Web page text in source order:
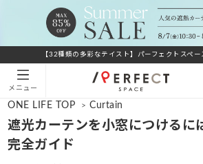
【32種類の多彩なテイスト】パーフェクトスペ
メニュー
ONE LIFE TOP > Curtain
遮光カーテンを小窓につけるに
完全ガイド